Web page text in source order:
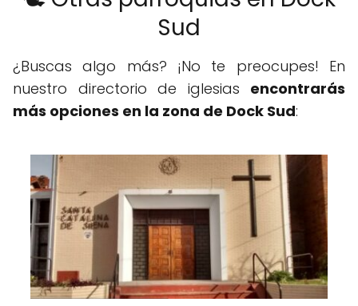
Sud
¿Buscas algo más? ¡No te preocupes! En
nuestro directorio de iglesias encontrarás
más opciones en la zona de Dock Sud: